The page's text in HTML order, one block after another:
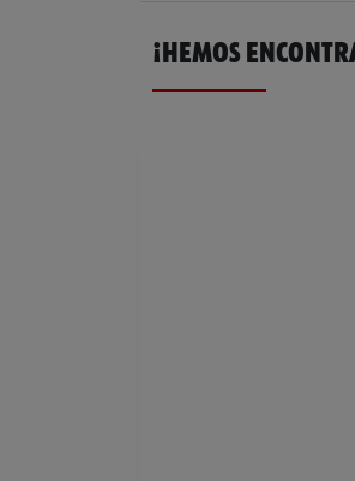
¡HEMOS